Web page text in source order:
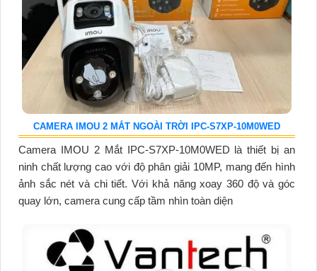
CAMERA IMOU 2 MẮT NGOÀI TRỜI IPC-S7XP-10M0WED
Camera IMOU 2 Mắt IPC-S7XP-10M0WED là thiết bị an
ninh chất lượng cao với độ phân giải 10MP, mang đến hình
ảnh sắc nét và chi tiết. Với khả năng xoay 360 độ và góc
quay lớn, camera cung cấp tầm nhìn toàn diện